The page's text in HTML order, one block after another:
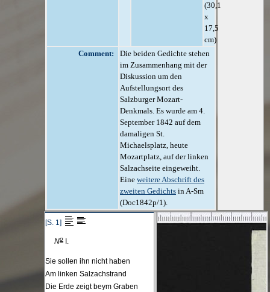
(30,1
x
17,5
cm)
Comment:
Die beiden Gedichte stehen
im Zusammenhang mit der
Diskussion um den
Aufstellungsort des
Salzburger Mozart-
Denkmals. Es wurde am 4.
September 1842 auf dem
damaligen St.
Michaelsplatz, heute
Mozartplatz, auf der linken
Salzachseite eingeweiht.
Eine weitere Abschrift des
zweiten Gedichts in A-Sm
(Doc1842p/1).